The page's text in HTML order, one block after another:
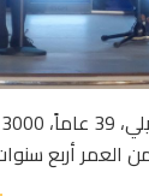
من العمر أربع